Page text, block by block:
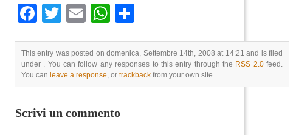
Facebook
TwitterEmailWhatsApp
This entry was posted on domenica, Settembre 14th, 2008 at 14:21 and is filed
under . You can follow any responses to this entry through the RSS 2.0feed.
You can leave a response, or trackback from your own site.
Scrivi un commento